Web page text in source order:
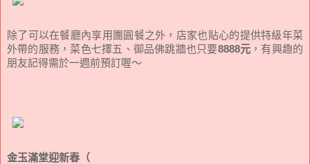
除了可以在餐廳內享用團圓餐之外，店家也貼心的提供特級年菜
外帶的服務，菜色七擇五、御品佛跳牆也只要8888元 ，有興趣的
朋友記得需於一週前預訂喔～
金玉滿堂迎新春（